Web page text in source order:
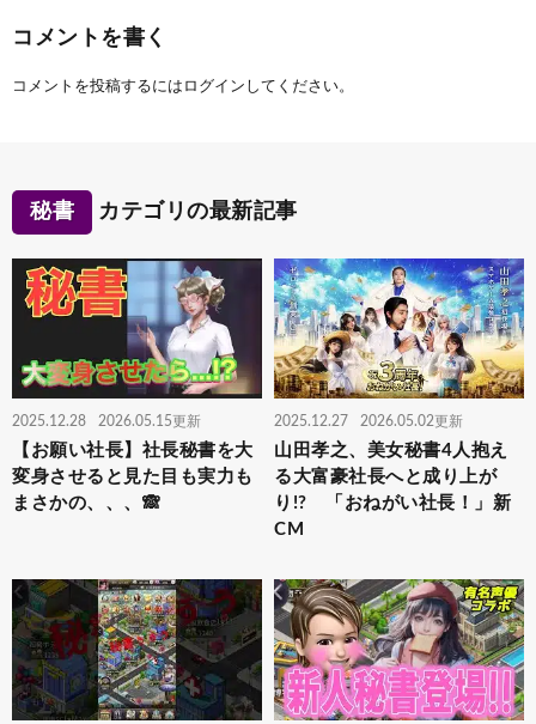
コメントを書く
コメントを投稿するには ログイン してください。
秘書 カテゴリの最新記事
2025.12.28 2026.05.15更新
【お願い社長】社長秘書を大
変身させると見た目も実力も
まさかの、、、🙈
2025.12.27 2026.05.02更新
山田孝之、美⼥秘書4人抱え
る⼤富豪社⻑へと成り上が
り!? 「おねがい社長！」新
CM